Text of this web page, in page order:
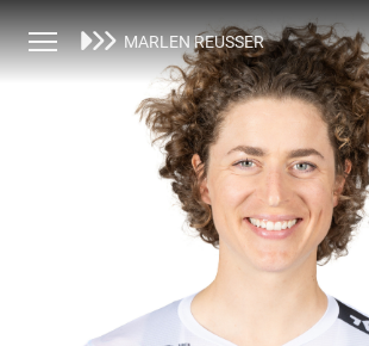
EQUIPO FEMENINO
CORREDORAS
MARLEN REUSSER